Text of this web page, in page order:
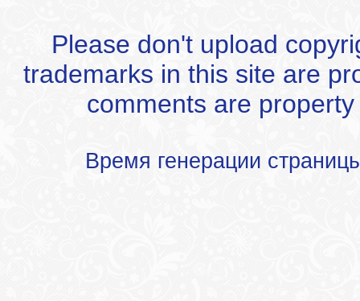
Please don't upload
trademarks in this site are
comments are
Время генерации